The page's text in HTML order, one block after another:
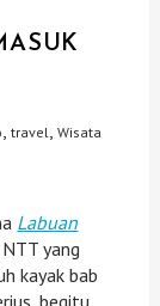
,travel ,Wisata
Labuan
yang
kayak bab
begitu